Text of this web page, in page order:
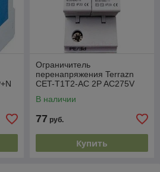
Ограничитель
перенапряжения Terrazn
CET-T1Т2-AC 2P AC275V
(8/20us) Up
В наличии
77 руб.
Купить